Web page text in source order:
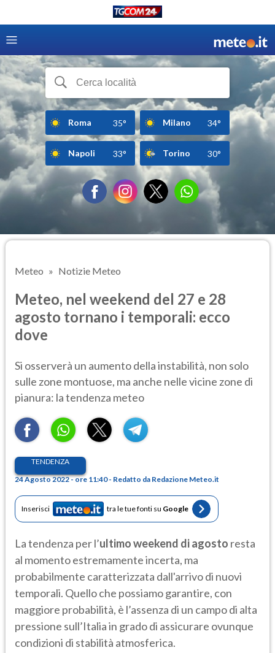
Roma 35° Milano 34°
Napoli 33° Torino 30°
Meteo Notizie Meteo
Meteo, nel weekend del 27 e 28
agosto tornano i temporali: ecco
dove
Si osserverà un aumento della instabilità, non solo
sulle zone montuose, ma anche nelle vicine zone di
pianura: la tendenza meteo
TENDENZA
24 Agosto 2022 - ore 11:40 - Redatto da Redazione Meteo.it
Inserisci tra le tue fonti su Google
La tendenza per l’ultimo weekend di agosto resta
al momento estremamente incerta, ma
probabilmente caratterizzata dall'arrivo di nuovi
temporali. Quello che possiamo garantire, con
maggiore probabilità, è l’assenza di un campo di alta
pressione sull’Italia in grado di assicurare ovunque
condizioni di stabilità atmosferica.